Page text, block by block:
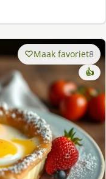
Maak favoriet8
👍